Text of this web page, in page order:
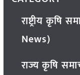
राष्ट्रीय
News)
राज्य कृषि